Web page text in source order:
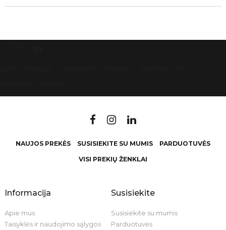
NAUJOS PREKĖS SUSISIEKITE SU MUMIS PARDUOTUVĖS
VISI PREKIŲ ŽENKLAI
Informacija
Apie mus
Taisyklės ir naudojimo sąlygos
Susisiekite
Susisiekite su mumis
Parduotuvės